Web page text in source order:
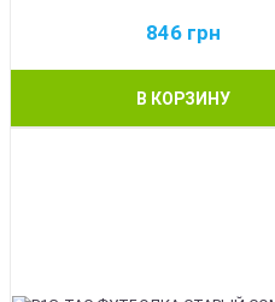
846 грн
В КОРЗИНУ